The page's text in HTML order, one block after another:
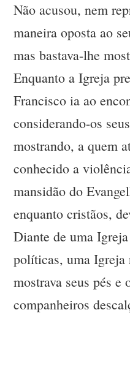
Não acusou, nem
maneira oposta ao
mas bastava-lhe
Enquanto a Igreja
Francisco ia ao
considerando-os
mostrando, a quem
conhecido a
mansidão do
enquanto cristãos,
Diante de uma
políticas, uma Igreja
mostrava seus pés e
companheiros